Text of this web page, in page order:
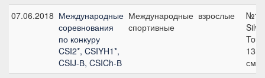
07.06.2018 Международные
соревнования
по конкуру
CSI2*, CSIYH1*,
CSIJ-В, CSICh-В
Международные
спортивные
взрослые
№14
Tour,
135
см